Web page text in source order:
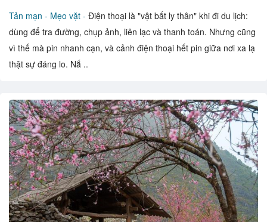
Tản mạn - Mẹo vặt - Điện thoại là "vật bất ly thân" khi đi du lịch:
dùng để tra đường, chụp ảnh, liên lạc và thanh toán. Nhưng cũng
vì thế mà pin nhanh cạn, và cảnh điện thoại hết pin giữa nơi xa lạ
thật sự đáng lo. Nắ ..